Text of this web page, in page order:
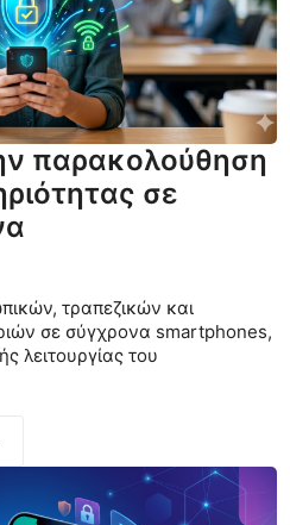
παρακολούθηση
σε
τραπεζικών και
σε σύγχρονα smartphones,
λειτουργίας του